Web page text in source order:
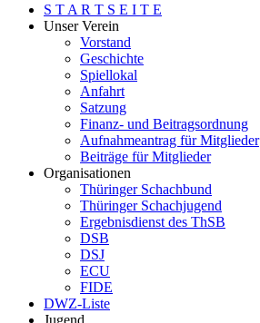
S T A R T S E I T E
Unser Verein
Vorstand
Geschichte
Spiellokal
Anfahrt
Satzung
Finanz- und Beitragsordnung
Aufnahmeantrag für Mitglieder
Beiträge für Mitglieder
Organisationen
Thüringer Schachbund
Thüringer Schachjugend
Ergebnisdienst des ThSB
DSB
DSJ
ECU
FIDE
DWZ-Liste
Jugend